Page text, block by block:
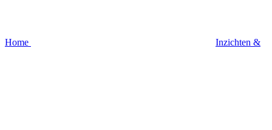
Home Inzichten &